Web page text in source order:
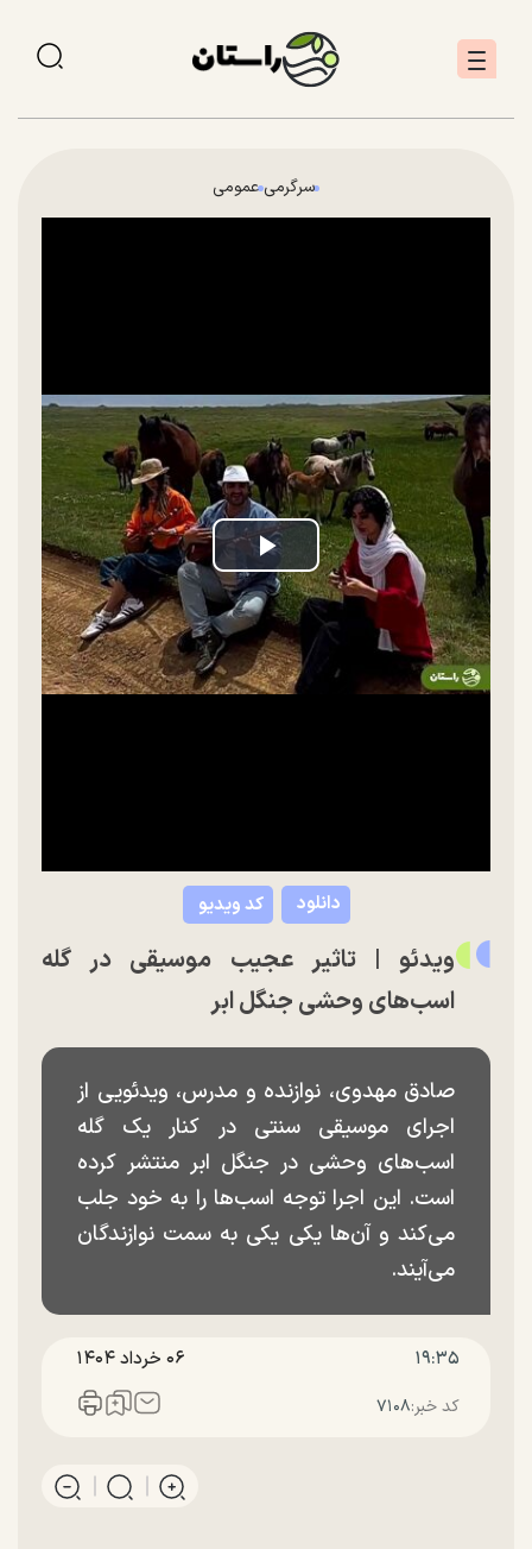
سرگرمی عمومی
Play
Video
کد ویدیو دانلود
ویدئو | تاثیر عجیب موسیقی در گله
اسب‌های وحشی جنگل ابر
صادق مهدوی، نوازنده و مدرس، ویدئویی از
اجرای موسیقی سنتی در کنار یک گله
اسب‌های وحشی در جنگل ابر منتشر کرده
است. این اجرا توجه اسب‌ها را به خود جلب
می‌کند و آن‌ها یکی یکی به سمت نوازندگان
می‌آیند.
۱۹:۳۵ ۰۶ خرداد ۱۴۰۴
کد خبر:۷۱۰۸